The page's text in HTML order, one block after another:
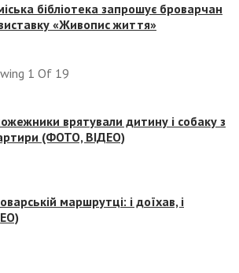
бібліотека запрошує броварчан
«Живопис життя»
1 Of 19
врятували дитину і собаку з
(ФОТО, ВІДЕО)
маршрутці: і доїхав, і